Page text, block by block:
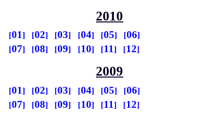
2010
01 02 03 04 05
06
07
08 09 10 11 12
2009
01 02 03 04 05
06
07
08 09 10 11 12